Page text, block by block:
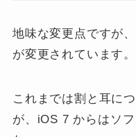
地味な変更点ですが
が変更されています。
これまでは割と耳に
が、iOS 7 からはソ